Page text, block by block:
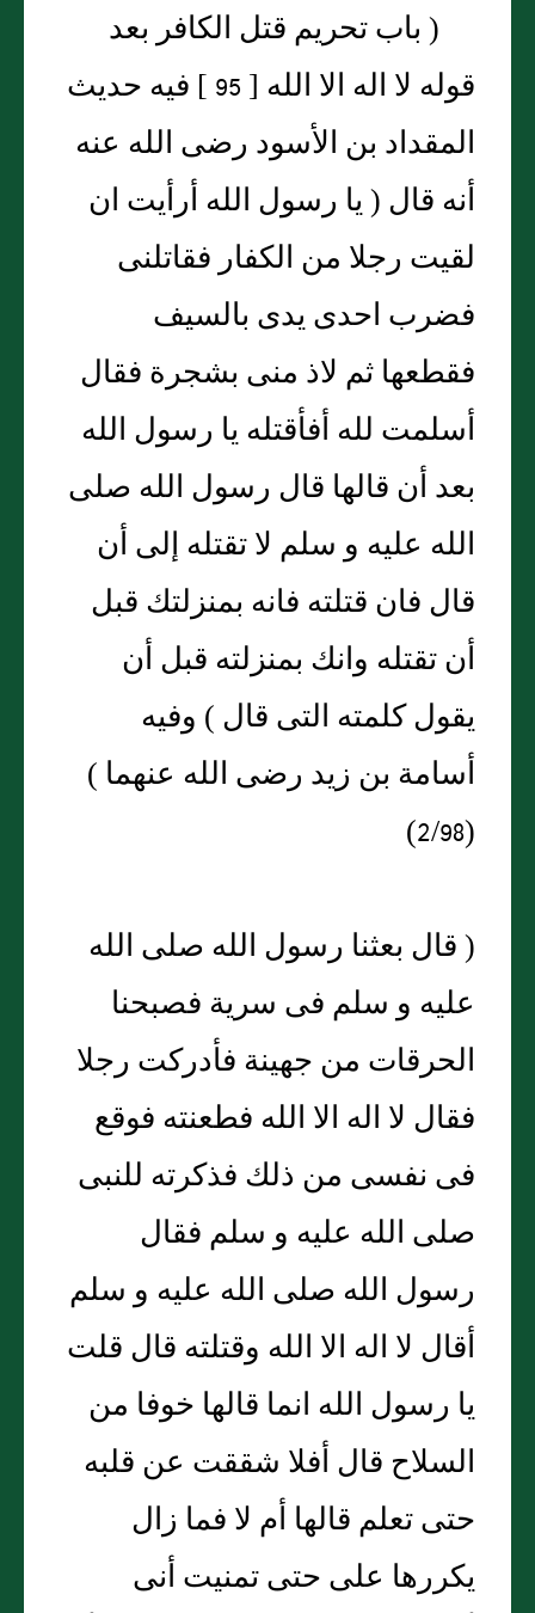
( باب تحريم قتل الكافر بعد
قوله لا اله الا الله [ 95 ] فيه حديث
المقداد بن الأسود رضى الله عنه
أنه قال ( يا رسول الله أرأيت ان
لقيت رجلا من الكفار فقاتلنى
فضرب احدى يدى بالسيف
فقطعها ثم لاذ منى بشجرة فقال
أسلمت لله أفأقتله يا رسول الله
بعد أن قالها قال رسول الله صلى
الله عليه و سلم لا تقتله إلى أن
قال فان قتلته فانه بمنزلتك قبل
أن تقتله وانك بمنزلته قبل أن
يقول كلمته التى قال ) وفيه
أسامة بن زيد رضى الله عنهما )
(2/98)
( قال بعثنا رسول الله صلى الله
عليه و سلم فى سرية فصبحنا
الحرقات من جهينة فأدركت رجلا
فقال لا اله الا الله فطعنته فوقع
فى نفسى من ذلك فذكرته للنبى
صلى الله عليه و سلم فقال
رسول الله صلى الله عليه و سلم
أقال لا اله الا الله وقتلته قال قلت
يا رسول الله انما قالها خوفا من
السلاح قال أفلا شققت عن قلبه
حتى تعلم قالها أم لا فما زال
يكررها على حتى تمنيت أنى